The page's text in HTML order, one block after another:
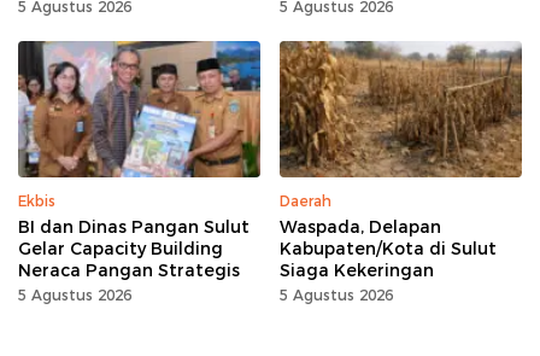
5 Agustus 2026 5 Agustus 2026
Ekbis
BI dan Dinas Pangan Sulut
Gelar Capacity Building
Neraca Pangan Strategis
5 Agustus 2026
Daerah
Waspada, Delapan
Kabupaten/Kota di Sulut
Siaga Kekeringan
5 Agustus 2026